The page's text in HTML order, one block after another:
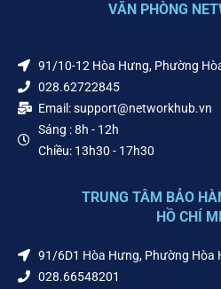
VĂN PHÒNG
91/10-12 Hòa Hưng, Phường
028.62722845
Email: support@networkhub.vn
Sáng : 8h - 12h
Chiều: 13h30 - 17h30
TRUNG TÂM BẢO
HỒ CHÍ
91/6D1 Hòa Hưng, Phường Hòa
028.66548201